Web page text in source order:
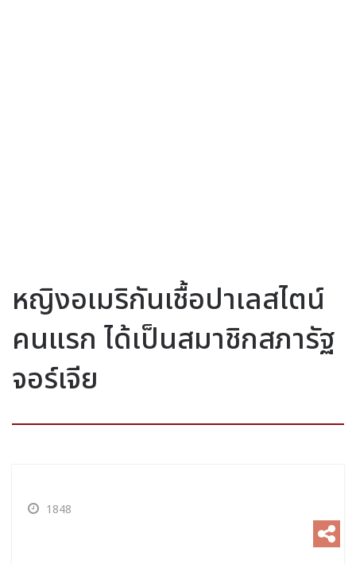
หญิงอเมริกันเชื้อปาเลสไตน์
คนแรก ได้เป็นสมาชิกสภารัฐ
จอร์เจีย
1848